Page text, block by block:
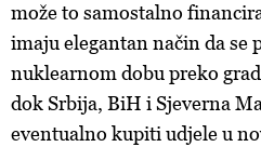
može to samostalno
imaju elegantan način da se
nuklearnom dobu preko
dok Srbija, BiH i Sjeverna
eventualno kupiti udjele u